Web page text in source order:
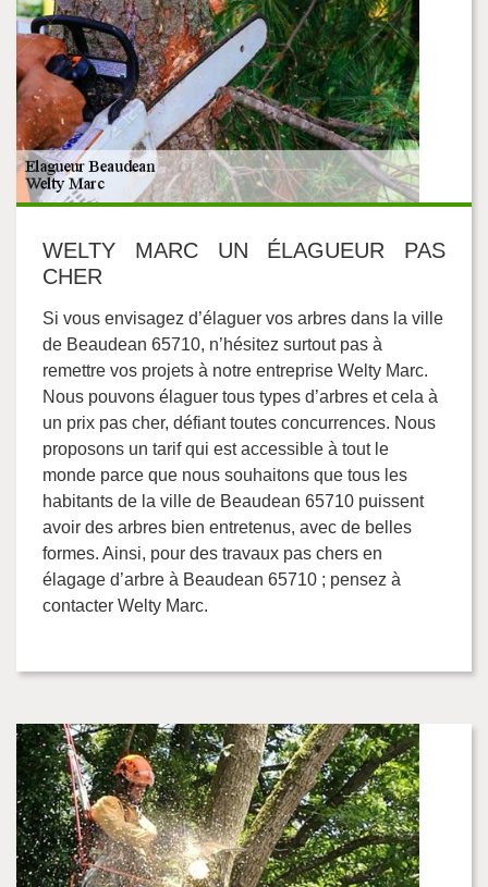
WELTY MARC UN ÉLAGUEUR PAS
CHER
Si vous envisagez d’élaguer vos arbres dans la ville
de Beaudean 65710, n’hésitez surtout pas à
remettre vos projets à notre entreprise Welty Marc.
Nous pouvons élaguer tous types d’arbres et cela à
un prix pas cher, défiant toutes concurrences. Nous
proposons un tarif qui est accessible à tout le
monde parce que nous souhaitons que tous les
habitants de la ville de Beaudean 65710 puissent
avoir des arbres bien entretenus, avec de belles
formes. Ainsi, pour des travaux pas chers en
élagage d’arbre à Beaudean 65710 ; pensez à
contacter Welty Marc.